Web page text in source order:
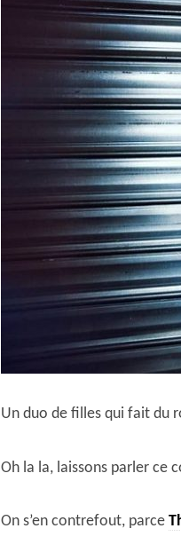
Un duo de filles qui fait du
Oh la la, laissons parler ce
On s’en contrefout, parce